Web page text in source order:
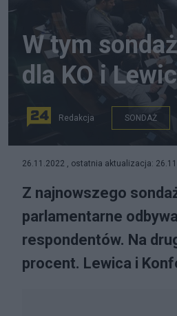
wygrałoby je PiS. (fot. Twitter/
W tym
dla KO i
Redakcja SONDAŻ
26.11.2022 , ostatnia aktualizacja:
Z najnowszego
parlamentarne
respondentów. Na
procent. Lewica i